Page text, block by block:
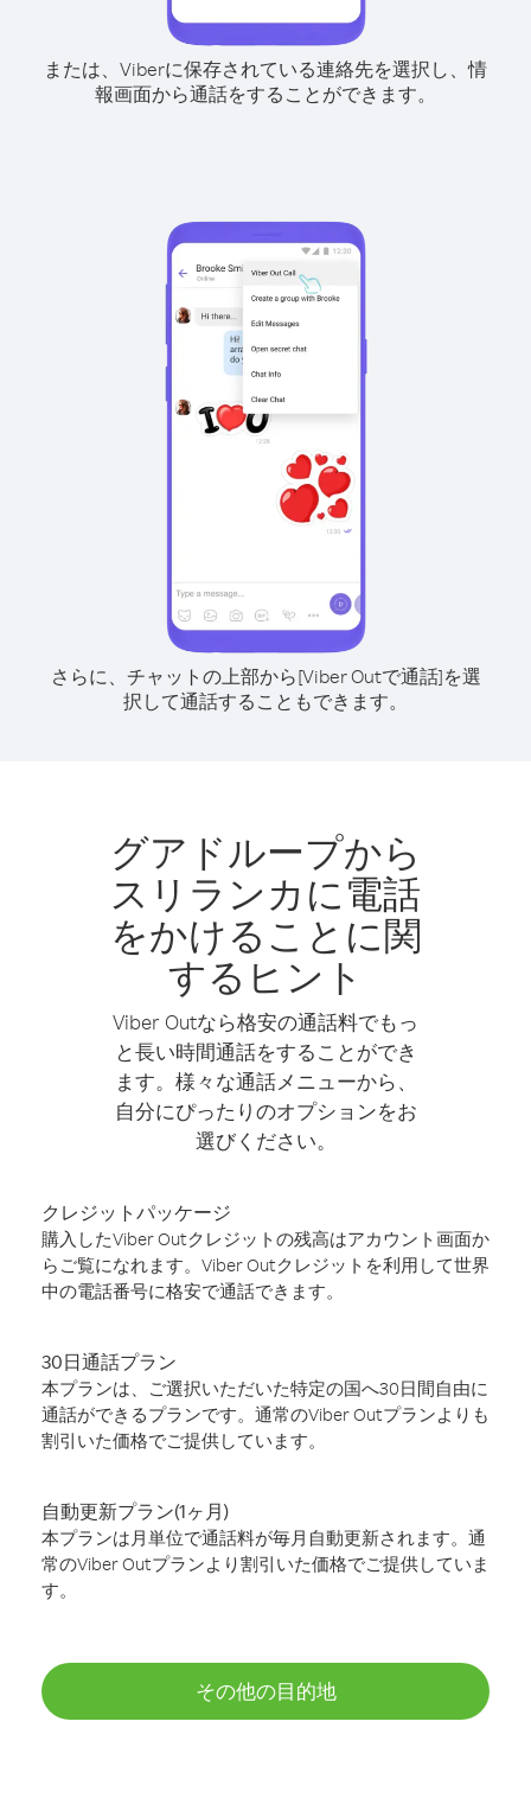
または、Viberに保存されている連絡先を選択し、情
報画面から通話をすることができます。
さらに、チャットの上部から[Viber Outで通話]を選
択して通話することもできます。
グアドループから
スリランカに電話
をかけることに関
するヒント
Viber Outなら格安の通話料でもっ
と長い時間通話をすることができ
ます。様々な通話メニューから、
自分にぴったりのオプションをお
選びください。
クレジットパッケージ
購入したViber Outクレジットの残高はアカウント画面か
らご覧になれます。Viber Outクレジットを利用して世界
中の電話番号に格安で通話できます。
30日通話プラン
本プランは、ご選択いただいた特定の国へ30日間自由に
通話ができるプランです。通常のViber Outプランよりも
割引いた価格でご提供しています。
自動更新プラン(1ヶ月)
本プランは月単位で通話料が毎月自動更新されます。通
常のViber Outプランより割引いた価格でご提供していま
す。
その他の目的地